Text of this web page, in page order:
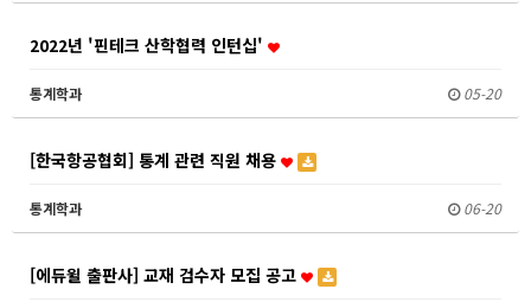
2022년 '핀테크 산학협력 인턴십'
통계학과 05-20
[한국항공협회] 통계 관련 직원 채용
통계학과 06-20
[에듀윌 출판사] 교재 검수자 모집 공고